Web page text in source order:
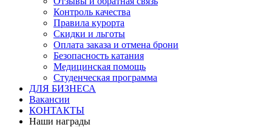
Контроль качества
Правила курорта
Скидки и льготы
Оплата заказа и отмена брони
Безопасность катания
Медицинская помощь
Студенческая программа
ДЛЯ БИЗНЕСА
Вакансии
КОНТАКТЫ
Наши награды